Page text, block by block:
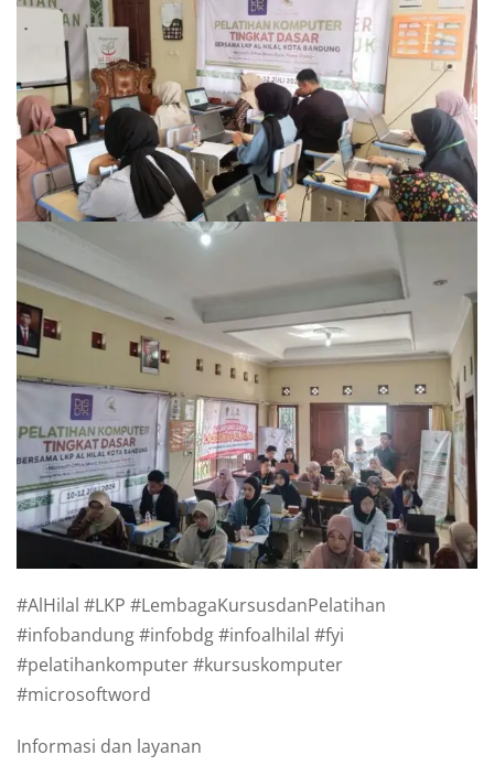
#AlHilal #LKP #LembagaKursusdanPelatihan
#infobandung #infobdg #infoalhilal #fyi
#pelatihankomputer #kursuskomputer
#microsoftword
Informasi dan layanan